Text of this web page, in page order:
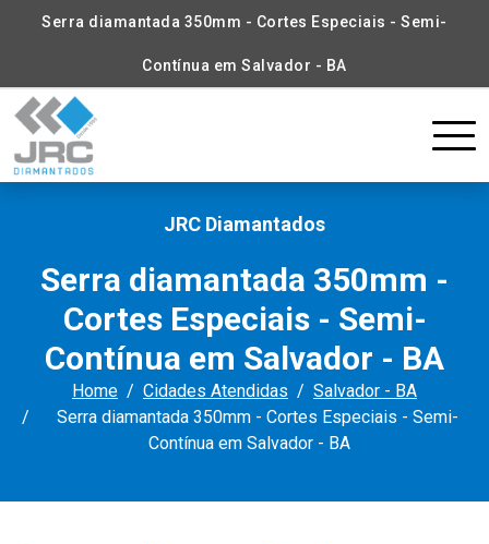
Serra diamantada 350mm - Cortes Especiais - Semi-
Contínua em Salvador - BA
JRC Diamantados
Serra diamantada 350mm -
Cortes Especiais - Semi-
Contínua em Salvador - BA
Home Cidades Atendidas
Salvador - BA
Serra diamantada 350mm - Cortes Especiais - Semi-
Contínua em Salvador - BA